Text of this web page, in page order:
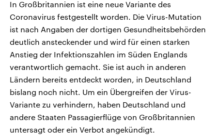
In Großbritannien ist eine neue Variante des
Coronavirus festgestellt worden. Die Virus-Mutation
ist nach Angaben der dortigen Gesundheitsbehörden
deutlich ansteckender und wird für einen starken
Anstieg der Infektionszahlen im Süden Englands
verantwortlich gemacht. Sie ist auch in anderen
Ländern bereits entdeckt worden, in Deutschland
bislang noch nicht. Um ein Übergreifen der Virus-
Variante zu verhindern, haben Deutschland und
andere Staaten Passagierflüge von Großbritannien
untersagt oder ein Verbot angekündigt.